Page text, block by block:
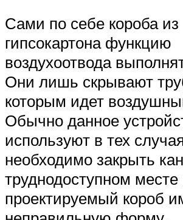
Сами по себе короба из
гипсокартона функцию
воздухоотвода
Они лишь скрывают
которым идет
Обычно данное
используют в тех
необходимо закрыть
труднодоступном месте
проектируемый короб